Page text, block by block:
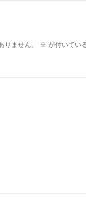
りません。 ※ が付いてい